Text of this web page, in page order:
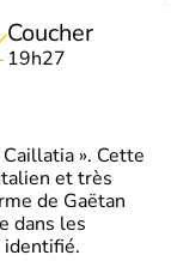
Coucher
19h27
». Cette
et très
de Gaëtan
dans les
identifié.